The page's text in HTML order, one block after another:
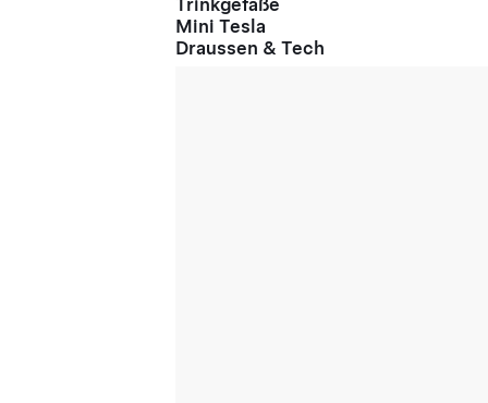
Trinkgefäße
Mini Tesla
Draussen & Tech